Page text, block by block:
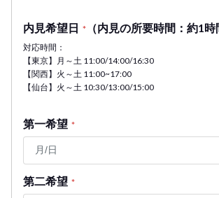
内見希望日 * （内見の所要時間：約1時
対応時間：
【東京】月～土 11:00/14:00/16:30
【関西】火～土 11:00~17:00
【仙台】火～土 10:30/13:00/15:00
第一希望 *
第二希望 *